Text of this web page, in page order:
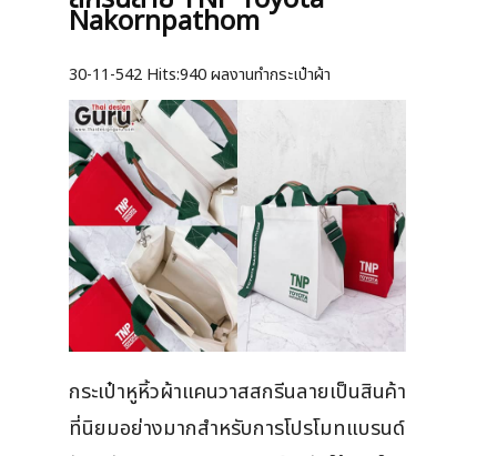
Nakornpathom
30-11-542 Hits:940 ผลงานทำกระเป๋าผ้า
กระเป๋าหูหิ้วผ้าแคนวาสสกรีนลายเป็นสินค้า
ที่นิยมอย่างมากสำหรับการโปรโมทแบรนด์